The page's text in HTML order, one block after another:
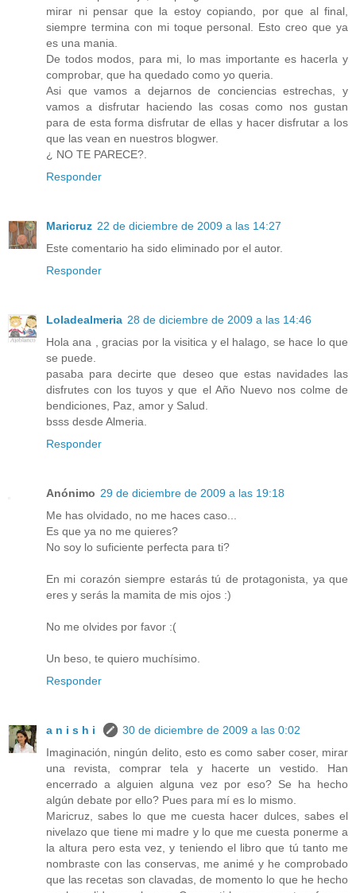
mirar ni pensar que la estoy copiando, por que al final,
siempre termina con mi toque personal. Esto creo que ya
es una mania.
De todos modos, para mi, lo mas importante es hacerla y
comprobar, que ha quedado como yo queria.
Asi que vamos a dejarnos de conciencias estrechas, y
vamos a disfrutar haciendo las cosas como nos gustan
para de esta forma disfrutar de ellas y hacer disfrutar a los
que las vean en nuestros blogwer.
¿ NO TE PARECE?.
Responder
Maricruz 22 de diciembre de 2009 a las 14:27
Este comentario ha sido eliminado por el autor.
Responder
Loladealmeria 28 de diciembre de 2009 a las 14:46
Hola ana , gracias por la visitica y el halago, se hace lo que
se puede.
pasaba para decirte que deseo que estas navidades las
disfrutes con los tuyos y que el Año Nuevo nos colme de
bendiciones, Paz, amor y Salud.
bsss desde Almeria.
Responder
Anónimo 29 de diciembre de 2009 a las 19:18
Me has olvidado, no me haces caso...
Es que ya no me quieres?
No soy lo suficiente perfecta para ti?
En mi corazón siempre estarás tú de protagonista, ya que
eres y serás la mamita de mis ojos :)
No me olvides por favor :(
Un beso, te quiero muchísimo.
Responder
a n i s h i
30 de diciembre de 2009 a las 0:02
Imaginación, ningún delito, esto es como saber coser, mirar
una revista, comprar tela y hacerte un vestido. Han
encerrado a alguien alguna vez por eso? Se ha hecho
algún debate por ello? Pues para mí es lo mismo.
Maricruz, sabes lo que me cuesta hacer dulces, sabes el
nivelazo que tiene mi madre y lo que me cuesta ponerme a
la altura pero esta vez, y teniendo el libro que tú tanto me
nombraste con las conservas, me animé y he comprobado
que las recetas son clavadas, de momento lo que he hecho